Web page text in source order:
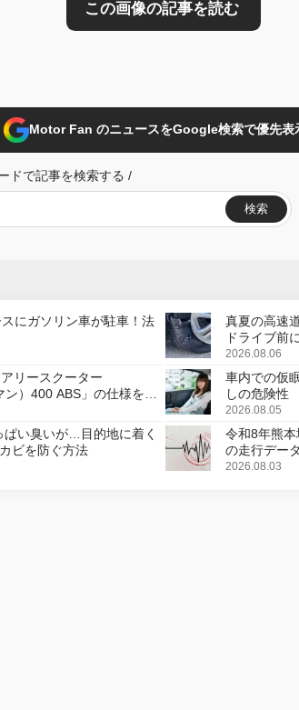
Motor Fan のニュースをGoogle検索で優先表
ドで記事を検索する /
検索
にガソリン車が駐車！法
真夏の高速
ドライブ前
2026.08.06
リースクーター
ン）400 ABS」の仕様を変
車内での仮
しの危険性
2026.08.05
ぱい臭いが…目的地に着く
ビを防ぐ方法
令和8年熊
の走行デー
2026.08.03